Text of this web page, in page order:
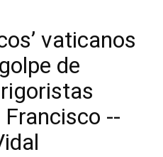
vaticanos
de
--